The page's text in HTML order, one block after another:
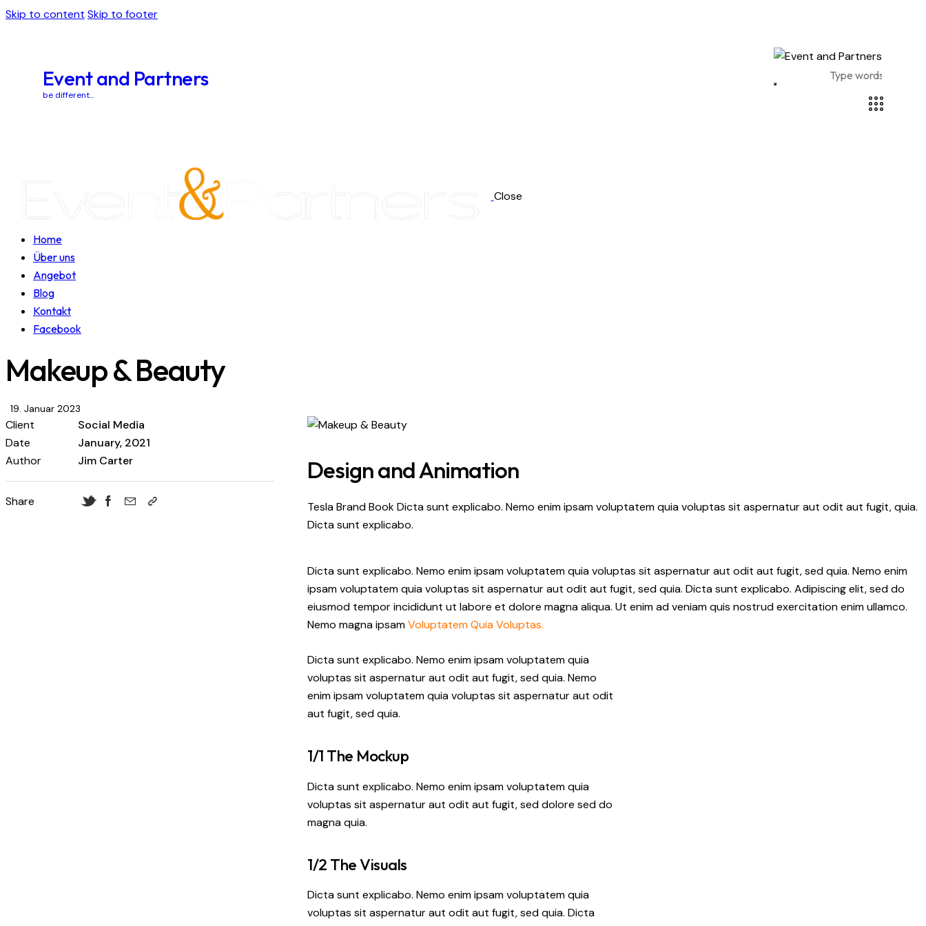
Skip to content Skip to footer
Event and Partners
be different…
Close
Home
Über uns
Angebot
Blog
Kontakt
Facebook
Makeup & Beauty
19. Januar 2023
Client
Social Media
Date
January, 2021
Author
Jim Carter
Share
Design and Animation
Tesla Brand Book Dicta sunt explicabo. Nemo enim ipsam voluptatem quia voluptas sit aspernatur aut odit aut fugit, quia.
Dicta sunt explicabo.
Dicta sunt explicabo. Nemo enim ipsam voluptatem quia voluptas sit aspernatur aut odit aut fugit, sed quia. Nemo enim
ipsam voluptatem quia voluptas sit aspernatur aut odit aut fugit, sed quia. Dicta sunt explicabo. Adipiscing elit, sed do
eiusmod tempor incididunt ut labore et dolore magna aliqua. Ut enim ad veniam quis nostrud exercitation enim ullamco.
Nemo magna ipsamVoluptatem Quia Voluptas.
Dicta sunt explicabo. Nemo enim ipsam voluptatem quia
voluptas sit aspernatur aut odit aut fugit, sed quia. Nemo
enim ipsam voluptatem quia voluptas sit aspernatur aut odit
aut fugit, sed quia.
1/1 The Mockup
Dicta sunt explicabo. Nemo enim ipsam voluptatem quia
voluptas sit aspernatur aut odit aut fugit, sed dolore sed do
magna quia.
1/2 The Visuals
Dicta sunt explicabo. Nemo enim ipsam voluptatem quia
voluptas sit aspernatur aut odit aut fugit, sed quia. Dicta